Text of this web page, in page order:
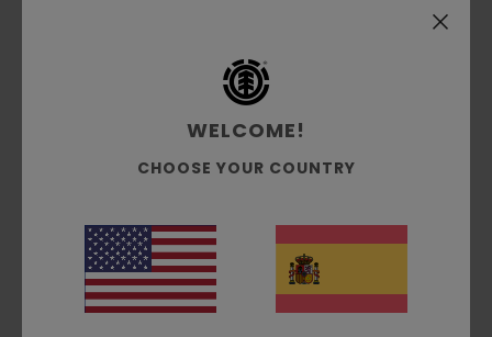
terry francés cepillado, mezcla de
40% poliéster, 30% algodón regular y 30%
algodón reciclado [280 g/m2]
capucha con cuello
Cierre:diseño cerrado
Bolsillos:bolsillos estilo canguro
Marca:estampados en las partes delantera
y trasera
WELCOME!
CHOOSE YOUR COUNTRY